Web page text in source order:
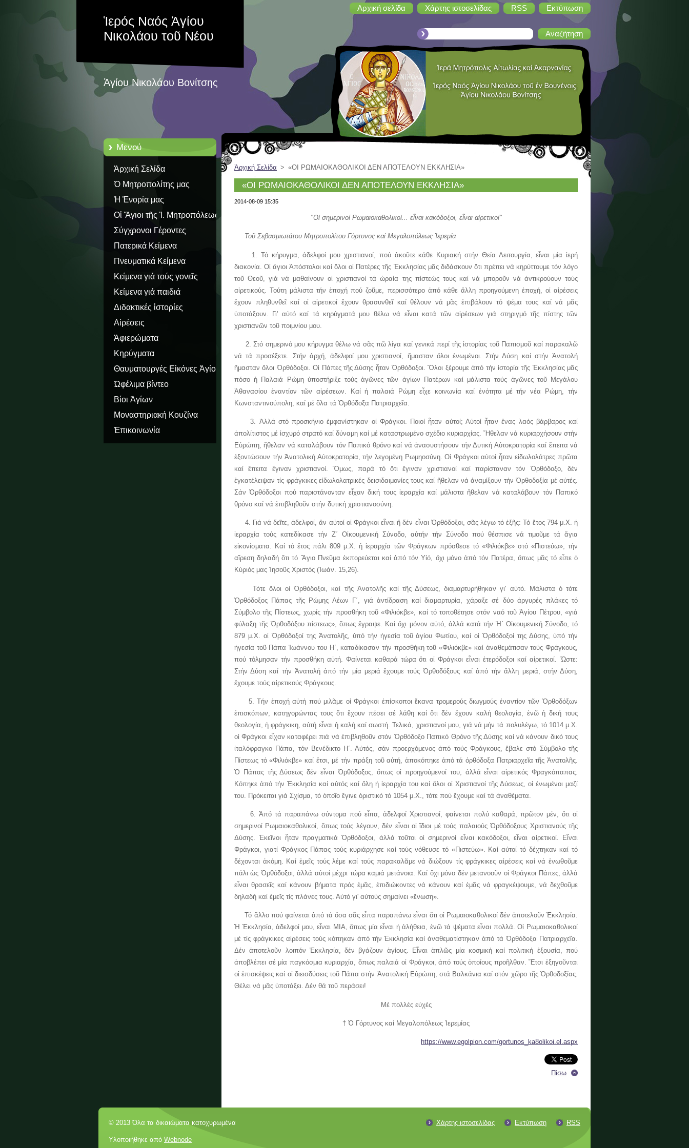
Αρχική σελίδα Χάρτης ιστοσελίδας RSS Εκτύπωση
Ἱερός Ναός Ἁγίου
Νικολάου τοῦ Νέου
Ἁγίου Νικολάου Βονίτσης
Μενού
Ἀρχική Σελίδα
Ὁ Μητροπολίτης μας
Ἡ Ἐνορία μας
Οἱ Ἅγιοι τῆς Ἱ. Μητροπόλεως
Σύγχρονοι Γέροντες
Πατερικά Κείμενα
Πνευματικά Κείμενα
Κείμενα γιά τούς γονεῖς
Κείμενα γιά παιδιά
Διδακτικές ἱστορίες
Αἱρέσεις
Ἀφιερώματα
Κηρύγματα
Θαυματουργές Εἰκόνες Ἁγίου
Ὅρους
Ὠφέλιμα βίντεο
Βίοι Ἁγίων
Μοναστηριακή Κουζίνα
Ἐπικοινωνία
Ἀρχική Σελίδα > «ΟΙ ΡΩΜΑΙΟΚΑΘΟΛΙΚΟΙ ΔΕΝ ΑΠΟΤΕΛΟΥΝ ΕΚΚΛΗΣΙΑ»
«ΟΙ ΡΩΜΑΙΟΚΑΘΟΛΙΚΟΙ ΔΕΝ ΑΠΟΤΕΛΟΥΝ ΕΚΚΛΗΣΙΑ»
2014-08-09 15:35
"Οἱ σημερινοί Ρωμαιοκαθολικοί... εἶναι κακόδοξοι, εἶναι αἱρετικοί"
Τοῦ Σεβασμιωτάτου Μητροπολίτου Γόρτυνος καί Μεγαλοπόλεως Ἱερεμία
1. Τό κήρυγμα, ἀδελφοί μου χριστιανοί, πού ἀκοῦτε κάθε Κυριακή στήν Θεία Λειτουργία, εἶναι μία ἱερή
διακονία. Οἱ ἅγιοι Ἀπόστολοι καί ὅλοι οἱ Πατέρες τῆς Ἐκκλησίας μᾶς διδάσκουν ὅτι πρέπει νά κηρύττουμε τόν λόγο
τοῦ Θεοῦ, γιά νά μαθαίνουν οἱ χριστιανοί τά ὡραία της πίστεώς τους καί νά μποροῦν νά ἀντικρούουν τούς
αἱρετικούς. Τούτη μάλιστα τήν ἐποχή πού ζοῦμε, περισσότερο ἀπό κάθε ἄλλη προηγούμενη ἐποχή, οἱ αἱρέσεις
ἔχουν πληθυνθεῖ καί οἱ αἱρετικοί ἔχουν θρασυνθεῖ καί θέλουν νά μᾶς ἐπιβάλουν τό ψέμα τους καί νά μᾶς
ὑποτάξουν. Γι' αὐτό καί τά κηρύγματά μου θέλω νά εἶναι κατά τῶν αἱρέσεων γιά στηριγμό τῆς πίστης τῶν
χριστιανῶν τοῦ ποιμνίου μου.
2. Στό σημερινό μου κήρυγμα θέλω νά σᾶς πῶ λίγα καί γενικά περί τῆς ἱστορίας τοῦ Παπισμοῦ καί παρακαλῶ
νά τά προσέξετε. Στήν ἀρχή, ἀδελφοί μου χριστιανοί, ἤμασταν ὅλοι ἑνωμένοι. Στήν Δύση καί στήν Ἀνατολή
ἤμασταν ὅλοι Ὀρθόδοξοι. Οἱ Πάπες τῆς Δύσης ἦταν Ὀρθόδοξοι. Ὅλοι ξέρουμε ἀπό τήν ἱστορία τῆς Ἐκκλησίας μᾶς
πόσο ἡ Παλαιά Ρώμη ὑποστήριξε τούς ἀγῶνες τῶν ἁγίων Πατέρων καί μάλιστα τούς ἀγῶνες τοῦ Μεγάλου
Ἀθανασίου ἐναντίον τῶν αἱρέσεων. Καί ἡ παλαιά Ρώμη εἶχε κοινωνία καί ἑνότητα μέ τήν νέα Ρώμη, τήν
Κωνσταντινούπολη, καί μέ ὅλα τά Ὀρθόδοξα Πατριαρχεῖα.
3. Ἀλλά στό προσκήνιο ἐμφανίστηκαν οἱ Φράγκοι. Ποιοί ἦταν αὐτοί; Αὐτοί ἦταν ἕνας λαός βάρβαρος καί
ἀπολίτιστος μέ ἰσχυρό στρατό καί δύναμη καί μέ καταστρωμένο σχέδιο κυριαρχίας. Ἤθελαν νά κυριαρχήσουν στήν
Εὐρώπη, ἤθελαν νά καταλάβουν τόν Παπικό θρόνο καί νά ἀνασυστήσουν τήν Δυτική Αὐτοκρατορία καί ἔπειτα νά
ἐξοντώσουν τήν Ἀνατολική Αὐτοκρατορία, τήν λεγομένη Ρωμηοσύνη. Οἱ Φράγκοι αὐτοί ἦταν εἰδωλολάτρες πρῶτα
καί ἔπειτα ἔγιναν χριστιανοί. Ὅμως, παρά τό ὅτι ἔγιναν χριστιανοί καί παρίσταναν τόν Ὀρθόδοξο, δέν
ἐγκατέλειψαν τίς φράγκικες εἰδωλολατρικές δεισιδαιμονίες τους καί ἤθελαν νά ἀναμίξουν τήν Ὀρθοδοξία μέ αὐτές.
Σάν Ὀρθόδοξοι πού παριστάνονταν εἶχαν δική τους ἱεραρχία καί μάλιστα ἤθελαν νά καταλάβουν τόν Παπικό
θρόνο καί νά ἐπιβληθοῦν στήν δυτική χριστιανοσύνη.
4. Γιά νά δεῖτε, ἀδελφοί, ἄν αὐτοί οἱ Φράγκοι εἶναι ἤ δέν εἶναι Ὀρθόδοξοι, σᾶς λέγω τό ἑξῆς: Τό ἔτος 794 μ.Χ. ἡ
ἱεραρχία τούς κατεδίκασε τήν Ζ΄ Οἰκουμενική Σύνοδο, αὐτήν τήν Σύνοδο πού θέσπισε νά τιμοῦμε τά ἅγια
εἰκονίσματα. Καί τό ἔτος πάλι 809 μ.Χ. ἡ ἱεραρχία τῶν Φράγκων πρόσθεσε τό «Φιλιόκβε» στό «Πιστεύω», τήν
αἵρεση δηλαδή ὅτι τό Ἅγιο Πνεῦμα ἐκπορεύεται καί ἀπό τόν Υἱό, ὄχι μόνο ἀπό τόν Πατέρα, ὅπως μᾶς τό εἶπε ὁ
Κύριός μας Ἰησοῦς Χριστός (Ἰωάν. 15,26).
Τότε ὅλοι οἱ Ὀρθόδοξοι, καί τῆς Ἀνατολῆς καί τῆς Δύσεως, διαμαρτυρήθηκαν γι' αὐτό. Μάλιστα ὁ τότε
Ὀρθόδοξος Πάπας τῆς Ρώμης Λέων Γ΄, γιά ἀντίδραση καί διαμαρτυρία, χάραξε σέ δύο ἀργυρές πλάκες τό
Σύμβολο τῆς Πίστεως, χωρίς τήν προσθήκη τοῦ «Φιλιόκβε», καί τό τοποθέτησε στόν ναό τοῦ Ἁγίου Πέτρου, «γιά
φύλαξη τῆς Ὀρθοδόξου πίστεως», ὅπως ἔγραψε. Καί ὄχι μόνον αὐτό, ἀλλά κατά τήν Ἡ΄ Οἰκουμενική Σύνοδο, τό
879 μ.Χ. οἱ Ὀρθόδοξοί της Ἀνατολῆς, ὑπό τήν ἡγεσία τοῦ ἁγίου Φωτίου, καί οἱ Ὀρθόδοξοί της Δύσης, ὑπό τήν
ἡγεσία τοῦ Πάπα Ἰωάννου του Η΄, καταδίκασαν τήν προσθήκη τοῦ «Φιλιόκβε» καί ἀναθεμάτισαν τούς Φράγκους,
πού τόλμησαν τήν προσθήκη αὐτή. Φαίνεται καθαρά τώρα ὅτι οἱ Φράγκοι εἶναι ἑτερόδοξοι καί αἱρετικοί. Ὥστε:
Στήν Δύση καί τήν Ἀνατολή ἀπό τήν μία μεριά ἔχουμε τούς Ὀρθοδόξους καί ἀπό τήν ἄλλη μεριά, στήν Δύση,
ἔχουμε τούς αἱρετικούς Φράγκους.
5. Τήν ἐποχή αὐτή πού μιλᾶμε οἱ Φράγκοι ἐπίσκοποι ἔκανα τρομερούς διωγμούς ἐναντίον τῶν Ὀρθοδόξων
ἐπισκόπων, κατηγορώντας τους ὅτι ἔχουν πέσει σέ λάθη καί ὅτι δέν ἔχουν καλή θεολογία, ἐνῶ ἡ δική τους
θεολογία, ἡ φράγκικη, αὐτή εἶναι ἡ καλή καί σωστή. Τελικά, χριστιανοί μου, γιά νά μήν τά πολυλέγω, τό 1014 μ.Χ.
οἱ Φράγκοι εἶχαν καταφέρει πιά νά ἐπιβληθοῦν στόν Ὀρθόδοξο Παπικό Θρόνο τῆς Δύσης καί νά κάνουν δικό τους
ἰταλόφραγκο Πάπα, τόν Βενέδικτο Η΄. Αὐτός, σάν προερχόμενος ἀπό τούς Φράγκους, ἔβαλε στό Σύμβολο τῆς
Πίστεως τό «Φιλιόκβε» καί ἔτσι, μέ τήν πράξη τοῦ αὐτή, ἀποκόπηκε ἀπό τά ὀρθόδοξα Πατριαρχεῖα τῆς Ἀνατολῆς.
Ὁ Πάπας τῆς Δύσεως δέν εἶναι Ὀρθόδοξος, ὅπως οἱ προηγούμενοί του, ἀλλά εἶναι αἱρετικός Φραγκόπαπας.
Κόπηκε ἀπό τήν Ἐκκλησία καί αὐτός καί ὅλη ἡ ἱεραρχία του καί ὅλοι οἱ Χριστιανοί τῆς Δύσεως, οἱ ἑνωμένοι μαζί
του. Πρόκειται γιά Σχίσμα, τό ὁποῖο ἔγινε ὁριστικό τό 1054 μ.Χ., τότε πού ἔχουμε καί τά ἀναθέματα.
6. Ἀπό τά παραπάνω σύντομα πού εἶπα, ἀδελφοί Χριστιανοί, φαίνεται πολύ καθαρά, πρῶτον μέν, ὅτι οἱ
σημερινοί Ρωμαιοκαθολικοί, ὅπως τούς λέγουν, δέν εἶναι οἱ ἴδιοι μέ τούς παλαιούς Ὀρθόδοξους Χριστιανούς τῆς
Δύσης. Ἐκεῖνοι ἦταν πραγματικά Ὀρθόδοξοι, ἀλλά τοῦτοι οἱ σημερινοί εἶναι κακόδοξοι, εἶναι αἱρετικοί. Εἶναι
Φράγκοι, γιατί Φράγκος Πάπας τούς κυριάρχησε καί τούς νόθευσε τό «Πιστεύω». Καί αὐτοί τό δέχτηκαν καί τό
δέχονται ἀκόμη. Καί ἐμεῖς τούς λέμε καί τούς παρακαλᾶμε νά διώξουν τίς φράγκικες αἱρέσεις καί νά ἑνωθοῦμε
πάλι ὡς Ὀρθόδοξοι, ἀλλά αὐτοί μέχρι τώρα καμιά μετάνοια. Καί ὄχι μόνο δέν μετανοοῦν οἱ Φράγκοι Πάπες, ἀλλά
εἶναι θρασεῖς καί κάνουν βήματα πρός ἐμᾶς, ἐπιδιώκοντες νά κάνουν καί ἐμᾶς νά φραγκέψουμε, νά δεχθοῦμε
δηλαδή καί ἐμεῖς τίς πλάνες τους. Αὐτό γι' αὐτούς σημαίνει «ἕνωση».
Τό ἄλλο πού φαίνεται ἀπό τά ὅσα σᾶς εἶπα παραπάνω εἶναι ὅτι οἱ Ρωμαιοκαθολικοί δέν ἀποτελοῦν Ἐκκλησία.
Ἡ Ἐκκλησία, ἀδελφοί μου, εἶναι ΜΙΑ, ὅπως μία εἶναι ἡ ἀλήθεια, ἐνῶ τά ψέματα εἶναι πολλά. Οἱ Ρωμαιοκαθολικοί
μέ τίς φράγκικες αἱρέσεις τούς κόπηκαν ἀπό τήν Ἐκκλησία καί ἀναθεματίστηκαν ἀπό τά Ὀρθόδοξα Πατριαρχεῖα.
Δέν ἀποτελοῦν λοιπόν Ἐκκλησία, δέν βγάζουν ἁγίους. Εἶναι ἁπλῶς μία κοσμική καί πολιτική ἐξουσία, πού
ἀποβλέπει σέ μία παγκόσμια κυριαρχία, ὅπως παλαιά οἱ Φράγκοι, ἀπό τούς ὁποίους προῆλθαν. Ἔτσι ἐξηγοῦνται
οἱ ἐπισκέψεις καί οἱ διεισδύσεις τοῦ Πάπα στήν Ἀνατολική Εὐρώπη, στά Βαλκάνια καί στόν χῶρο τῆς Ὀρθοδοξίας.
Θέλει νά μᾶς ὑποτάξει. Δέν θά τοῦ περάσει!
Μέ πολλές εὐχές
† Ὁ Γόρτυνος καί Μεγαλοπόλεως Ἱερεμίας
https://www.egolpion.com/gortunos_ka8olikoi.el.aspx
Πίσω
Χάρτης ιστοσελίδας Εκτύπωση RSS
© 2013 Όλα τα δικαιώματα κατοχυρωμένα
Υλοποιήθηκε από Webnode